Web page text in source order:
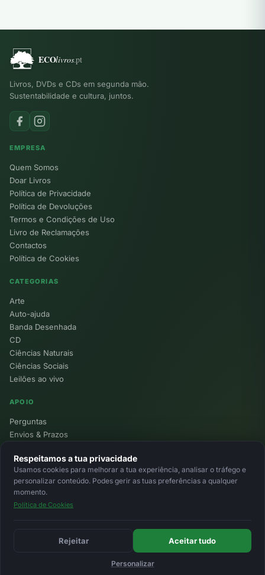
Livros, DVDs e CDs em segunda mão.
Sustentabilidade e cultura, juntos.
EMPRESA
Quem Somos
Doar Livros
Política de Privacidade
Política de Devoluções
Termos e Condições de Uso
Livro de Reclamações
Contactos
Política de Cookies
CATEGORIAS
Arte
Auto-ajuda
Banda Desenhada
CD
Ciências Naturais
Ciências Sociais
Leilões ao vivo
APOIO
Perguntas
Envios & Prazos
Devoluções
Minha Conta
© 2026 Ecolivros. Todos os direitos reservados.
Respeitamos a tua privacidade
Usamos cookies para melhorar a tua experiência, analisar o tráfego e
personalizar conteúdo. Podes gerir as tuas preferências a qualquer
momento.
Política de Cookies
Personalizar
Rejeitar Aceitar tudo